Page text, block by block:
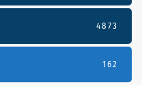
4873
162